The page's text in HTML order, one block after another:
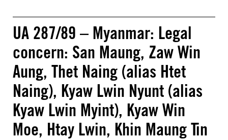
UA 287/89 – Myanmar: Legal
concern: San Maung, Zaw Win
Aung, Thet Naing (alias Htet
Naing), Kyaw Lwin Nyunt (alias
Kyaw Lwin Myint), Kyaw Win
Moe, Htay Lwin, Khin Maung Tin